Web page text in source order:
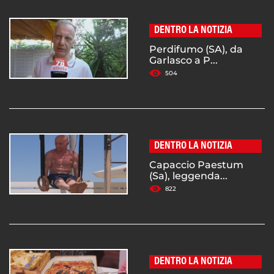
DENTRO LA NOTIZIA
Perdifumo (SA), da
Garlasco a P...
504
DENTRO LA NOTIZIA
Capaccio Paestum
(Sa), leggenda...
822
DENTRO LA NOTIZIA